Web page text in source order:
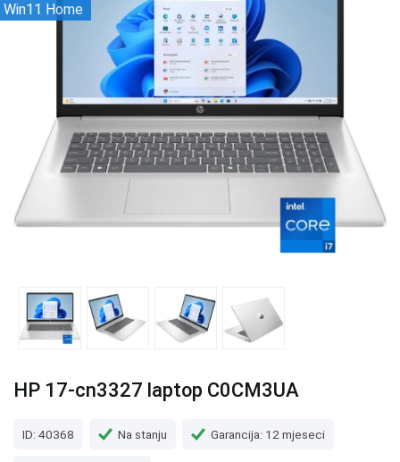
Win11 Home
HP 17-cn3327 laptop C0CM3UA
ID: 40368 Na stanju Garancija: 12 mjeseci